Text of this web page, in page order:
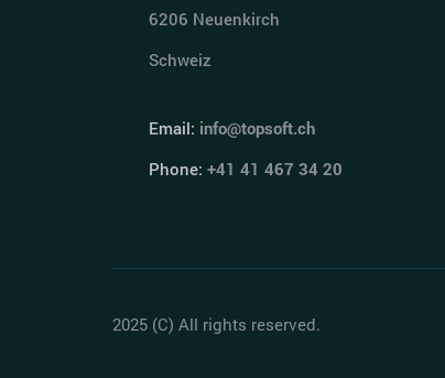
6206 Neuenkirch
Schweiz
Email: info@topsoft.ch
Phone: +41 41 467 34 20
2025 (C) All rights reserved.